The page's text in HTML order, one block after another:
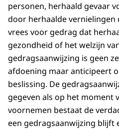
personen, herhaald gevaar
door herhaalde vernielingen
vrees voor gedrag dat
gezondheid of het welzijn
gedragsaanwijzing is geen
afdoening maar anticipeert
beslissing. De
gegeven als op het moment
voornemen bestaat de
een gedragsaanwijzing blijft